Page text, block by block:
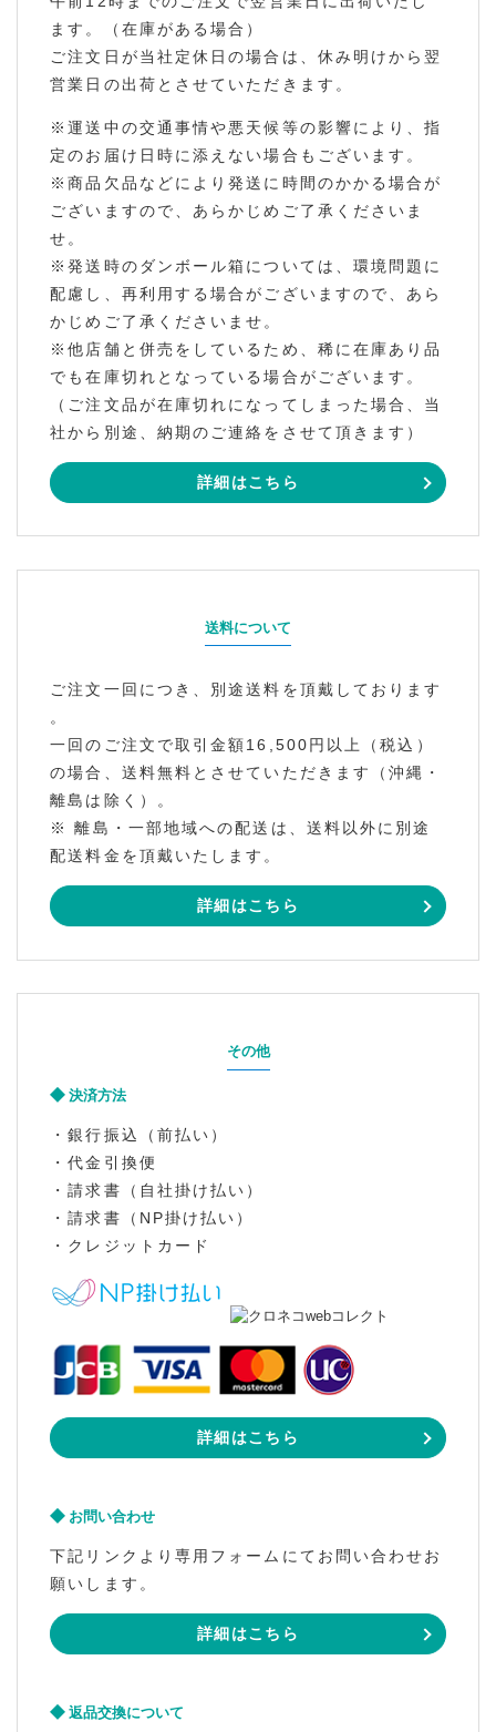
ます。（在庫がある場合）
ご注文日が当社定休日の場合は、休み明けから翌
営業日の出荷とさせていただきます。
※運送中の交通事情や悪天候等の影響により、指
定のお届け日時に添えない場合もございます。
※商品欠品などにより発送に時間のかかる場合が
ございますので、あらかじめご了承くださいま
せ。
※発送時のダンボール箱については、環境問題に
配慮し、再利用する場合がございますので、あら
かじめご了承くださいませ。
※他店舗と併売をしているため、稀に在庫あり品
でも在庫切れとなっている場合がございます。
（ご注文品が在庫切れになってしまった場合、当
社から別途、納期のご連絡をさせて頂きます）
詳細はこちら
送料について
ご注文一回につき、別途送料を頂戴しております
。
一回のご注文で取引金額16,500円以上（税込）
の場合、送料無料とさせていただきます（沖縄・
離島は除く）。
※ 離島・一部地域への配送は、送料以外に別途
配送料金を頂戴いたします。
詳細はこちら
その他
決済方法
・銀行振込（前払い）
・代金引換便
・請求書（自社掛け払い）
・請求書（NP掛け払い）
・クレジットカード
詳細はこちら
お問い合わせ
下記リンクより専用フォームにてお問い合わせお
願いします。
詳細はこちら
返品交換について